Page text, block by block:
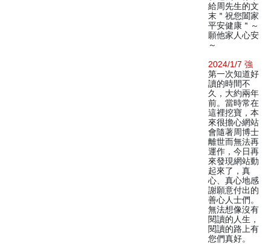
給周先生的文
末＂祝您闔家
平安健康＂～
願他家人心安
～
2024/1/7 強
第一次知道好
讀的時間不
久，大約兩年
前。當時常在
這裡挖寶，本
來很擔心網站
會隨著周博士
離世而無法再
運作，今日再
來發現網站動
起來了，真
心、真心地感
謝願意付出的
善心人士們。
無法想像沒有
閱讀的人生，
閱讀的路上有
您們真好。